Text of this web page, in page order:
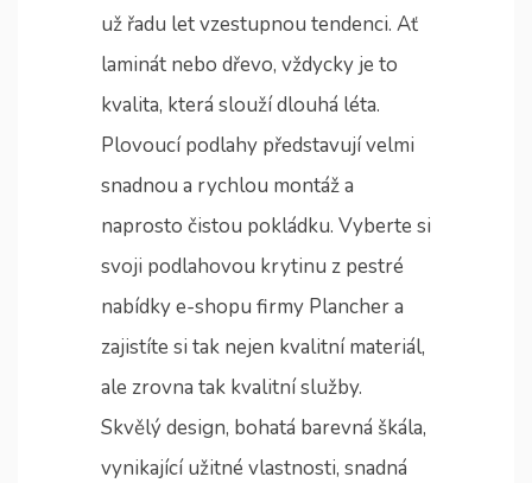
už řadu let vzestupnou tendenci. Ať
laminát nebo dřevo, vždycky je to
kvalita, která slouží dlouhá léta.
Plovoucí podlahy představují velmi
snadnou a rychlou montáž a
naprosto čistou pokládku. Vyberte si
svoji podlahovou krytinu z pestré
nabídky e-shopu firmy Plancher a
zajistíte si tak nejen kvalitní materiál,
ale zrovna tak kvalitní služby.
Skvělý design, bohatá barevná škála,
vynikající užitné vlastnosti, snadná